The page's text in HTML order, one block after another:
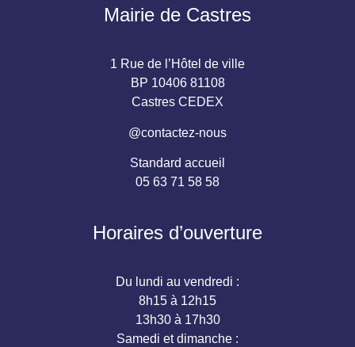
Mairie de Castres
1 Rue de l’Hôtel de ville
BP 10406 81108
Castres CEDEX
@contactez-nous
Standard accueil
05 63 71 58 58
Horaires d’ouverture
Du lundi au vendredi :
8h15 à 12h15
13h30 à 17h30
Samedi et dimanche :